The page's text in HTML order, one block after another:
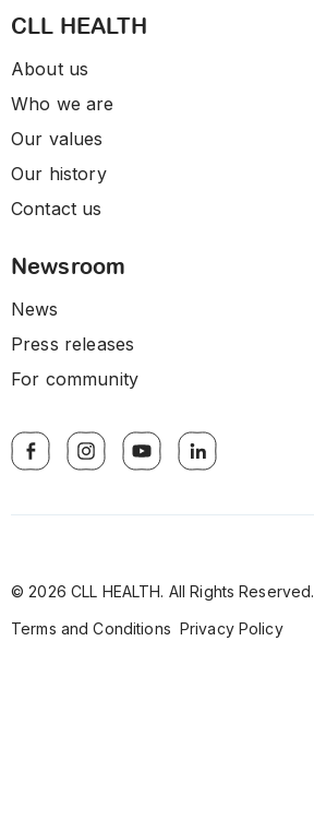
CLL HEALTH
About us
Who we are
Our values
Our history
Contact us
Newsroom
News
Press releases
For community
© 2026 CLL HEALTH. All Rights Reserved.
Terms and Conditions Privacy Policy